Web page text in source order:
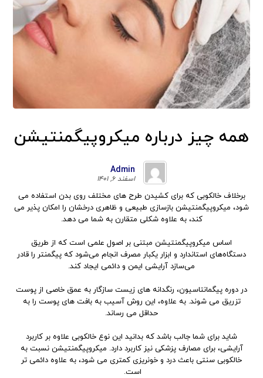
همه چیز درباره میکروپیگمنتیشن
Admin
اسفند ۶, ۱۴۰۱
برخلاف خالکوبی که برای کشیدن طرح های مختلف روی بدن استفاده می
شود، میکروپیگمنتیشن بازسازی طبیعی و ظاهری درخشان را امکان پذیر می
کند، به علاوه شکلی متقارن به شما می دهد.
اساس میکروپیگمنتیشن مبتنی بر اصول علمی است که از طریق
دستگاه‌های استاندارد و ابزار یکبار مصرف انجام می‌شود که پیگمنتر را قادر
می‌سازد آرایشی ایمن و دائمی ایجاد کند.
در دوره پیگمانتاسیون، رنگدانه های زیست سازگار به عمق خاصی از پوست
تزریق می شوند. به علاوه، این روش آسیب به بافت های پوست را به
حداقل می رساند.
شاید برای شما جالب باشد که بدانید این نوع خالکوبی علاوه بر کاربرد
آرایشی، برای مصارف پزشکی نیز کاربرد دارد. میکروپیگمنتیشن نسبت به
خالکوبی سنتی باعث درد و خونریزی کمتری می شود، به علاوه دائمی تر
است.